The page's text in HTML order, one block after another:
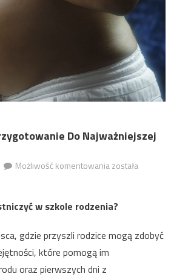
Do Najważniejszej
Możliwość komentowaniaSzkoły
do
roli w życiu
została
w szkole rodzenia?
gdzie przyszli rodzice mogą zdobyć
które pomogą im
oraz pierwszych dni z